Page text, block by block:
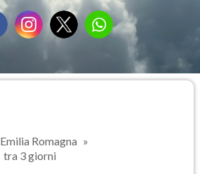
Emilia Romagna
tra 3 giorni